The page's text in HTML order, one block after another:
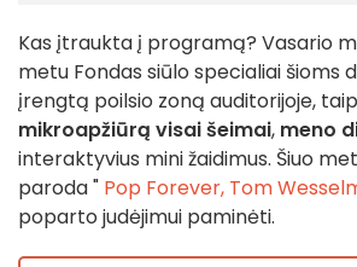
Kas įtraukta į programą? Vasario
metu Fondas siūlo specialiai šioms
įrengtą poilsio zoną auditorijoje,
mikroapžiūrą visai šeimai, meno
interaktyvius mini žaidimus. Šiuo
paroda " Pop Forever, Tom
poparto judėjimui paminėti.